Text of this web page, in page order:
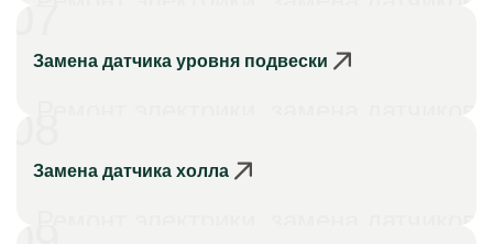
Замена датчика уровня подвески
Замена датчика холла